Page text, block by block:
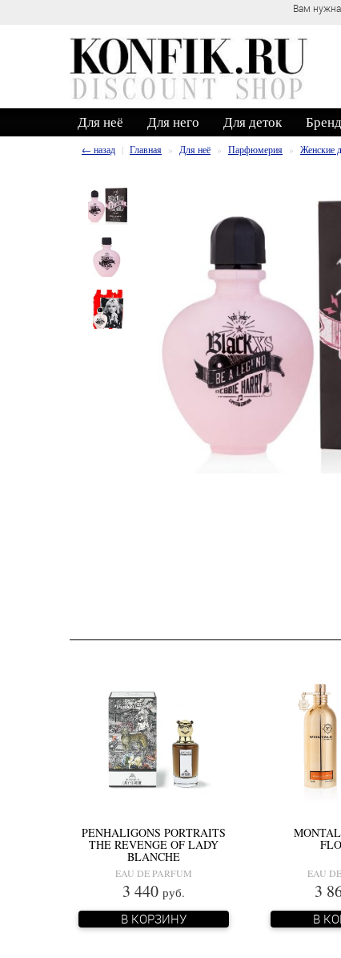
Вам
Для неё Для него Для деток
← назад Главная Для неё Парфюмерия Женские
PENHALIGONS PORTRAITS
THE REVENGE OF LADY
BLANCHE
EAU DE PARFUM
3 440 руб.
В КОРЗИНУ
EAU
3
В